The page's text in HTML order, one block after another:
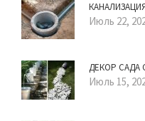
Июль 22,
ДЕКОР САДА
Июль 15,